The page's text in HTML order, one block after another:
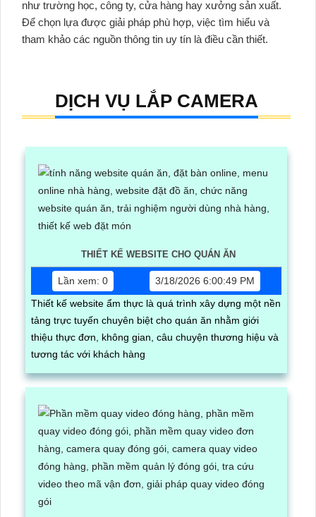
như trường học, công ty, cửa hàng hay xưởng sản xuất.
Để chọn lựa được giải pháp phù hợp, việc tìm hiểu và
tham khảo các nguồn thông tin uy tín là điều cần thiết.
DỊCH VỤ LẮP CAMERA
THIẾT KẾ WEBSITE CHO QUÁN ĂN
Lần xem: 0
3/18/2026 6:00:49 PM
Thiết kế website ẩm thực là quá trình xây dựng một nền
tảng trực tuyến chuyên biệt cho quán ăn nhằm giới
thiệu thực đơn, không gian, câu chuyện thương hiệu và
tương tác với khách hàng